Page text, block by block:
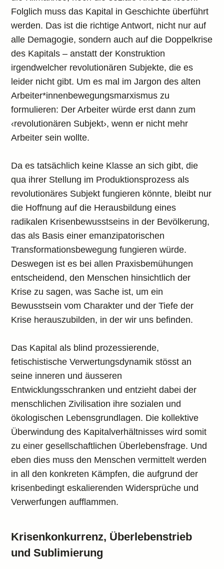
Folglich muss das Kapital in Geschichte überführt
werden. Das ist die richtige Antwort, nicht nur auf
alle Demagogie, sondern auch auf die Doppelkrise
des Kapitals – anstatt der Konstruktion
irgendwelcher revolutionären Subjekte, die es
leider nicht gibt. Um es mal im Jargon des alten
Arbeiter*innenbewegungsmarxismus zu
formulieren: Der Arbeiter würde erst dann zum
‹revolutionären Subjekt›, wenn er nicht mehr
Arbeiter sein wollte.
Da es tatsächlich keine Klasse an sich gibt, die
qua ihrer Stellung im Produktionsprozess als
revolutionäres Subjekt fungieren könnte, bleibt nur
die Hoffnung auf die Herausbildung eines
radikalen Krisenbewusstseins in der Bevölkerung,
das als Basis einer emanzipatorischen
Transformationsbewegung fungieren würde.
Deswegen ist es bei allen Praxisbemühungen
entscheidend, den Menschen hinsichtlich der
Krise zu sagen, was Sache ist, um ein
Bewusstsein vom Charakter und der Tiefe der
Krise herauszubilden, in der wir uns befinden.
Das Kapital als blind prozessierende,
fetischistische Verwertungsdynamik stösst an
seine inneren und äusseren
Entwicklungsschranken und entzieht dabei der
menschlichen Zivilisation ihre sozialen und
ökologischen Lebensgrundlagen. Die kollektive
Überwindung des Kapitalverhältnisses wird somit
zu einer gesellschaftlichen Überlebensfrage. Und
eben dies muss den Menschen vermittelt werden
in all den konkreten Kämpfen, die aufgrund der
krisenbedingt eskalierenden Widersprüche und
Verwerfungen aufflammen.
Krisenkonkurrenz, Überlebenstrieb
und Sublimierung